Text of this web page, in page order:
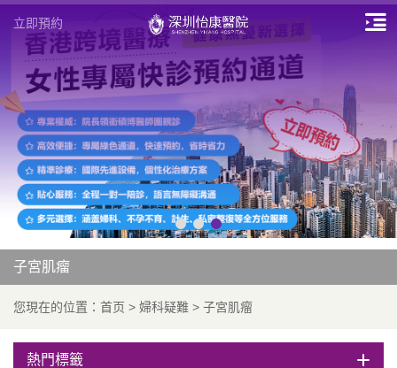
立即預約
子宮肌瘤
您現在的位置： 首页 > 婦科疑難 > 子宮肌瘤
熱門標籤